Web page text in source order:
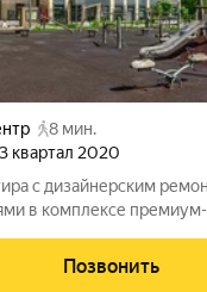
8 мин.
квартал 2020
с дизайнерским
в комплексе
В отделке
Позвонить